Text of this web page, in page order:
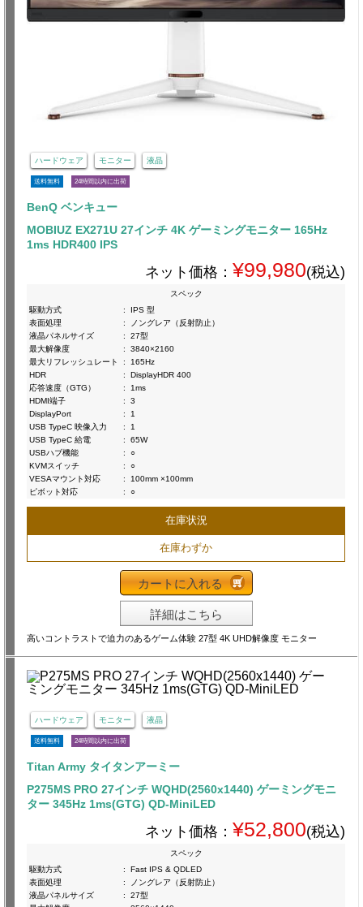
ハードウェア モニター 液晶
送料無料 24時間以内に出荷
BenQ ベンキュー
MOBIUZ EX271U 27インチ 4K ゲーミングモニター 165Hz
1ms HDR400 IPS
ネット価格： ¥99,980(税込)
スペック
駆動方式
:
IPS 型
表面処理
:
ノングレア（反射防止）
液晶パネルサイズ
:
27型
最大解像度
:
3840×2160
最大リフレッシュレート
:
165Hz
HDR
:
DisplayHDR 400
応答速度（GTG）
:
1ms
HDMI端子
:
3
DisplayPort
:
1
USB TypeC 映像入力
:
1
USB TypeC 給電
:
65W
USBハブ機能
:
○
KVMスイッチ
:
○
VESAマウント対応
:
100mm ×100mm
ピボット対応
: ○
在庫状況
在庫わずか
カートに入れる
詳細はこちら
高いコントラストで迫力のあるゲーム体験 27型 4K UHD解像度 モニター
ハードウェア モニター 液晶
送料無料 24時間以内に出荷
Titan Army タイタンアーミー
P275MS PRO 27インチ WQHD(2560x1440) ゲーミングモニ
ター 345Hz 1ms(GTG) QD-MiniLED
ネット価格： ¥52,800(税込)
スペック
駆動方式
:
Fast IPS & QDLED
表面処理
:
ノングレア（反射防止）
液晶パネルサイズ
:
27型